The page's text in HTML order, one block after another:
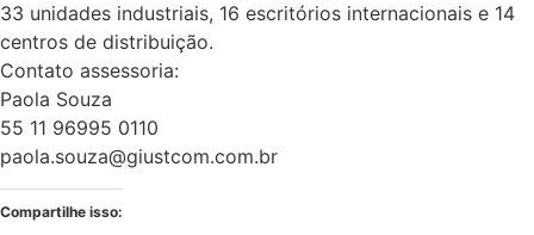
33 unidades industriais, 16 escritórios internacionais e 14
centros de distribuição.
Contato assessoria:
Paola Souza
55 11 96995 0110
paola.souza@giustcom.com.br
Compartilhe isso: